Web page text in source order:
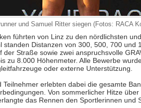
und Samuel Ritter siegen (Fotos: RACA
führten von Linz zu den nördlichsten
standen Distanzen von 300, 500, 700 und
der Straße sowie zwei anspruchsvolle
zu 8.000 Höhenmeter. Alle Bewerbe
oder externe Unterstützung.
Teilnehmer erlebten dabei die gesamte
Von sommerlicher Hitze
das Rennen den Sportlerinnen und